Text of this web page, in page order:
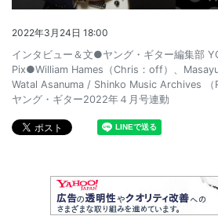
2022年3月24日 18:00
インタビュー＆文●ヤング・ギター編集部
Pix●William Hames（Chris：off）、
Watal Asanuma / Shinko Music Archives （
ヤング・ギター2022年４月号連動